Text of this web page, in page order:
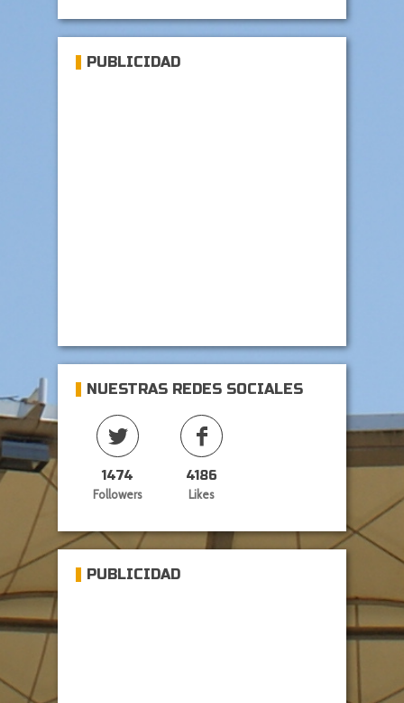
PUBLICIDAD
NUESTRAS REDES SOCIALES
1474
Followers
4186
Likes
PUBLICIDAD